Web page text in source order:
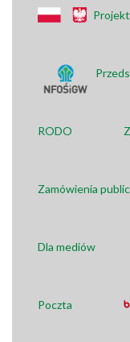
RODO
Zamówienia
Dla mediów
Poczta